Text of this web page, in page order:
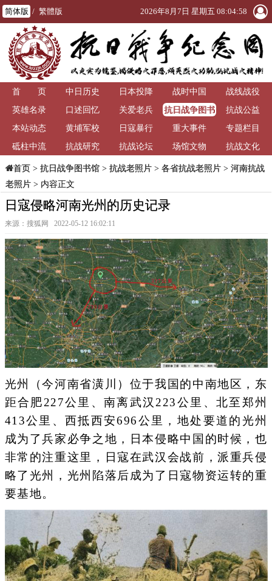
简体版 / 繁體版 2026年8月7日 星期五 08:04:59
首 页 中日历史 日本投降 战时中国
战线战役
英雄名录
口述回忆 关爱老兵
抗日战争图书
馆
抗战公益
本站动态
黄埔军校 日寇暴行 重大事件
专题栏目
砥柱中流
抗战研究 抗战论坛 场馆文物 抗战文化
首页> 抗日战争图书馆> 抗战老照片> 各省抗战老照片> 河南抗战
老照片> 内容正文
日寇侵略河南光州的历史记录
来源：搜狐网 2022-05-12 16:02:11
光州（今河南省潢川）位于我国的中南地区，东
距合肥227公里、南离武汉223公里、北至郑州
413公里、西抵西安696公里，地处要道的光州
成为了兵家必争之地，日本侵略中国的时候，也
非常的注重这里，日寇在武汉会战前，派重兵侵
略了光州，光州陷落后成为了日寇物资运转的重
要基地。